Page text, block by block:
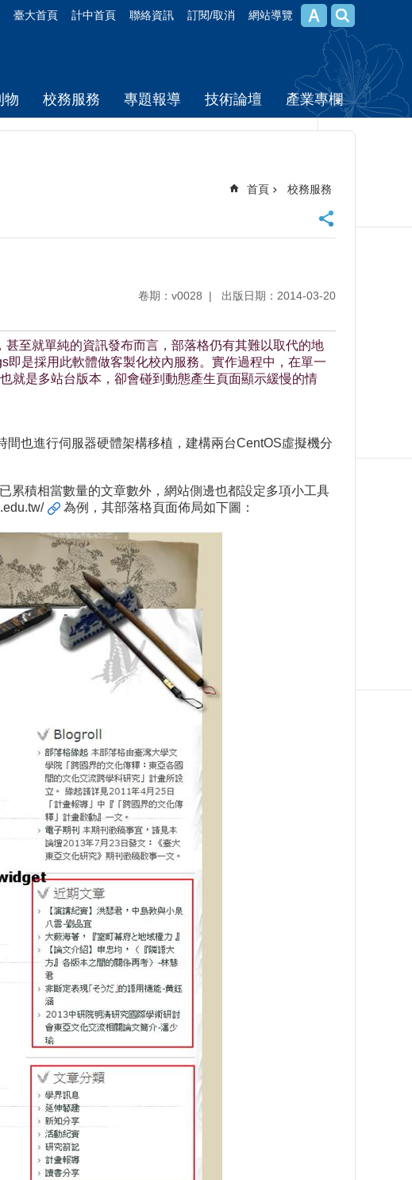
臺大首頁 計中首頁 聯絡資訊 訂閱/取消 網站導覽
物 校務服務 專題報導 技術論壇 產業專欄
首頁 校務服務
卷期：v0028 出版日期：2014-03-20
至就單純的資訊發布而言，部落格仍有其難以取代的地
是採用此軟體做客製化校內服務。實作過程中，在單一
就是多站台版本，卻會碰到動態產生頁面顯示緩慢的情
也進行伺服器硬體架構移植，建構兩台CentOS虛擬機分
累積相當數量的文章數外，網站側邊也都設定多項小工具
為例，其部落格頁面佈局如下圖：